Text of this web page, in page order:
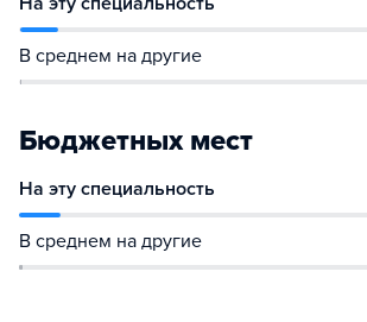
В среднем на другие
Бюджетных мест
На эту специальность
В среднем на другие